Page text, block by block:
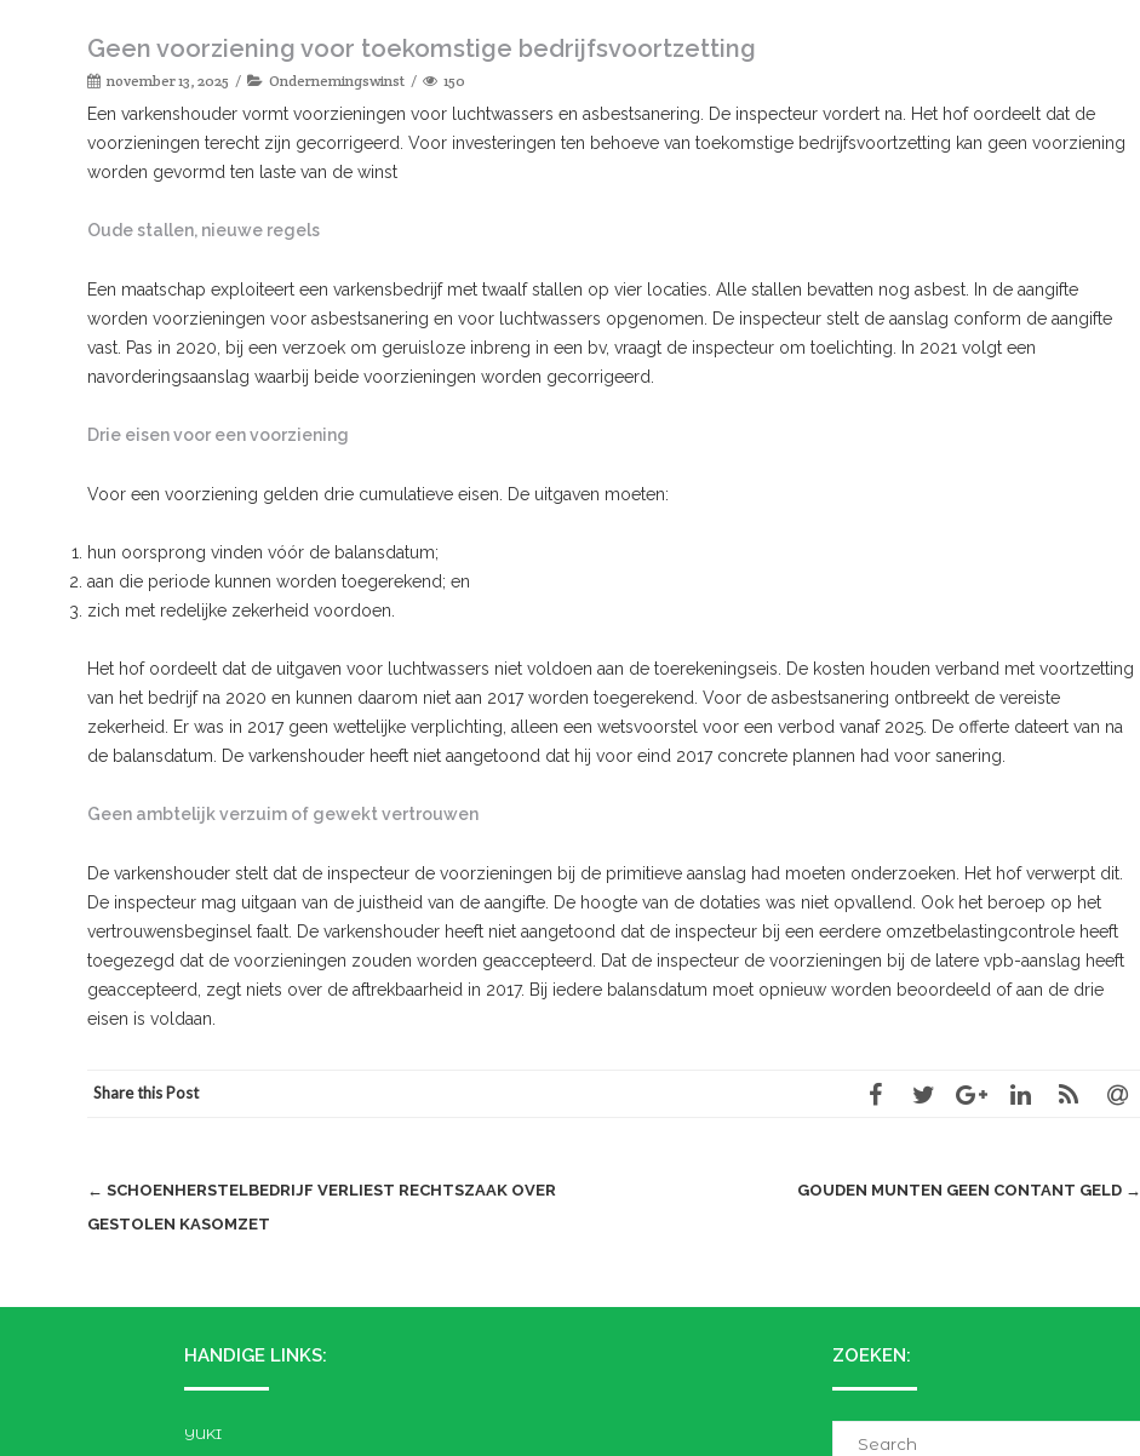
Geen voorziening voor toekomstige bedrijfsvoortzetting
november 13, 2025 Ondernemingswinst 150
Een varkenshouder vormt voorzieningen voor luchtwassers en asbestsanering. De inspecteur vordert na. Het hof oordeelt dat de
voorzieningen terecht zijn gecorrigeerd. Voor investeringen ten behoeve van toekomstige bedrijfsvoortzetting kan geen voorziening
worden gevormd ten laste van de winst
Oude stallen, nieuwe regels
Een maatschap exploiteert een varkensbedrijf met twaalf stallen op vier locaties. Alle stallen bevatten nog asbest. In de aangifte
worden voorzieningen voor asbestsanering en voor luchtwassers opgenomen. De inspecteur stelt de aanslag conform de aangifte
vast. Pas in 2020, bij een verzoek om geruisloze inbreng in een bv, vraagt de inspecteur om toelichting. In 2021 volgt een
navorderingsaanslag waarbij beide voorzieningen worden gecorrigeerd.
Drie eisen voor een voorziening
Voor een voorziening gelden drie cumulatieve eisen. De uitgaven moeten:
hun oorsprong vinden vóór de balansdatum;
aan die periode kunnen worden toegerekend; en
zich met redelijke zekerheid voordoen.
Het hof oordeelt dat de uitgaven voor luchtwassers niet voldoen aan de toerekeningseis. De kosten houden verband met voortzetting
van het bedrijf na 2020 en kunnen daarom niet aan 2017 worden toegerekend. Voor de asbestsanering ontbreekt de vereiste
zekerheid. Er was in 2017 geen wettelijke verplichting, alleen een wetsvoorstel voor een verbod vanaf 2025. De offerte dateert van na
de balansdatum. De varkenshouder heeft niet aangetoond dat hij voor eind 2017 concrete plannen had voor sanering.
Geen ambtelijk verzuim of gewekt vertrouwen
De varkenshouder stelt dat de inspecteur de voorzieningen bij de primitieve aanslag had moeten onderzoeken. Het hof verwerpt dit.
De inspecteur mag uitgaan van de juistheid van de aangifte. De hoogte van de dotaties was niet opvallend. Ook het beroep op het
vertrouwensbeginsel faalt. De varkenshouder heeft niet aangetoond dat de inspecteur bij een eerdere omzetbelastingcontrole heeft
toegezegd dat de voorzieningen zouden worden geaccepteerd. Dat de inspecteur de voorzieningen bij de latere vpb-aanslag heeft
geaccepteerd, zegt niets over de aftrekbaarheid in 2017. Bij iedere balansdatum moet opnieuw worden beoordeeld of aan de drie
eisen is voldaan.
Share this Post
Post
navigation
← SCHOENHERSTELBEDRIJF VERLIEST RECHTSZAAK OVER
GESTOLEN KASOMZET
GOUDEN MUNTEN GEEN CONTANT GELD →
HANDIGE LINKS:
YUKI
ZOEKEN: